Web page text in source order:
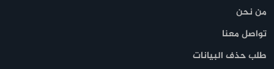
من نحن
تواصل معنا
طلب حذف البيانات